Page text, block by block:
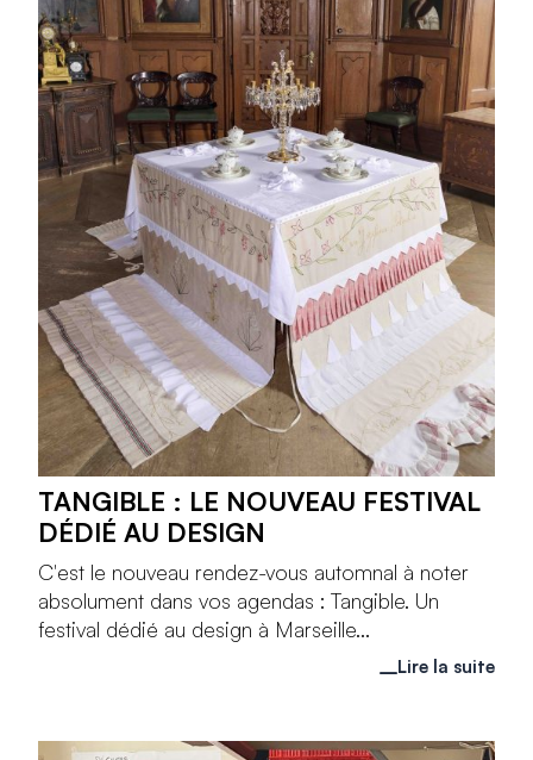
TANGIBLE : LE NOUVEAU FESTIVAL
DÉDIÉ AU DESIGN
C'est le nouveau rendez-vous automnal à noter
absolument dans vos agendas : Tangible. Un
festival dédié au design à Marseille...
Lire la suite